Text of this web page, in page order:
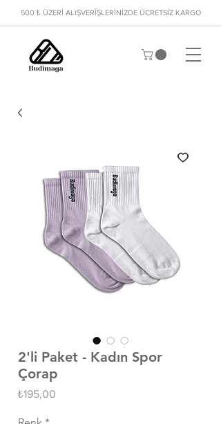
500 ₺ ÜZERİ ALIŞVERİŞLERİNİZDE ÜCRETSİZ KARGO
2'li Paket - Kadın Spor
Çorap
₺195,00